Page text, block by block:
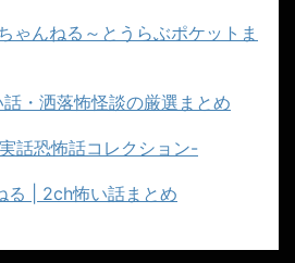
ゃんねる～とうらぶポケットま
・洒落怖怪談の厳選まとめ
話恐怖話コレクション-
る | 2ch怖い話まとめ